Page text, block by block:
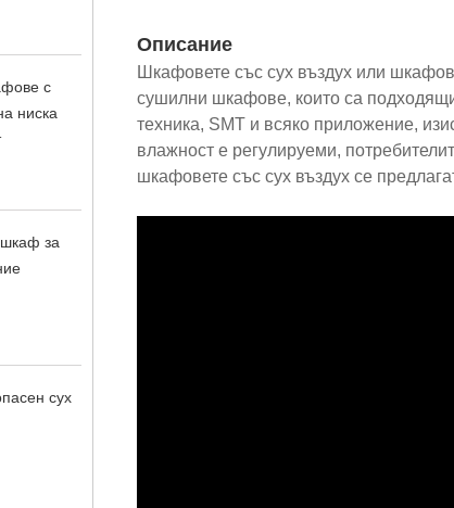
с
ниска
за
сух
Описание
Шкафовете със сух въздух или
сушилни шкафове, които са
техника, SMT и всяко приложение,
влажност е регулируеми,
шкафовете със сух въздух се